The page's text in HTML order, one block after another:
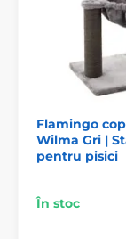
curentului,
câinelui să
fermoare din
Material:
echipamente
întreținut
spumă + fibre
Personalitatea
preferă un
Flamingo
Wilma Gri |
pentru pisici
În stoc